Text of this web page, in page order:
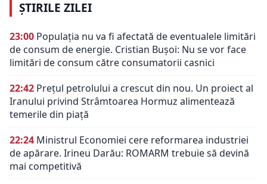
ȘTIRILE ZILEI
23:00 Populația nu va fi afectată de eventualele limitări
de consum de energie. Cristian Bușoi: Nu se vor face
limitări de consum către consumatorii casnici
22:42 Prețul petrolului a crescut din nou. Un proiect al
Iranului privind Strâmtoarea Hormuz alimentează
temerile din piață
22:24 Ministrul Economiei cere reformarea industriei
de apărare. Irineu Darău: ROMARM trebuie să devină
mai competitivă